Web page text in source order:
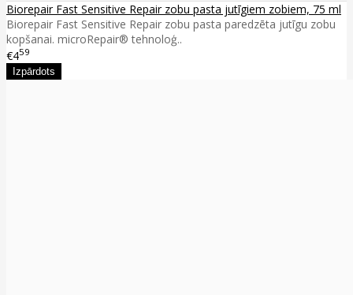
Biorepair Fast Sensitive Repair zobu pasta jutīgiem zobiem, 75 ml
Biorepair Fast Sensitive Repair zobu pasta paredzēta jutīgu zobu
kopšanai. microRepair® tehnoloģ..
€459